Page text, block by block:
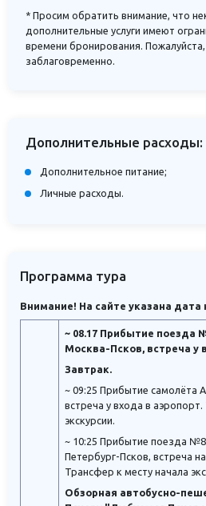
* Просим обратить внимание, что
дополнительные услуги имеют
времени бронирования.
заблаговременно.
Дополнительные расходы:
Дополнительное питание;
Личные расходы.
Программа тура
Внимание! На сайте указана дата
~ 08.17 Прибытие поезда
Москва-Псков, встреча у
Завтрак.
~ 09:25 Прибытие самолёта
встреча у входа в
экскурсии.
~ 10:25 Прибытие поезда
Петербург-Псков, встреча
Трансфер к месту начала
Обзорная автобусно-